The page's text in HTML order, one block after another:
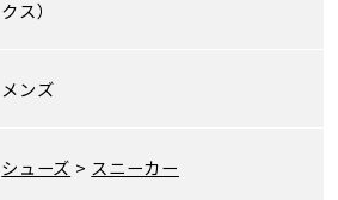
クス）
メンズ
シューズ > スニーカー